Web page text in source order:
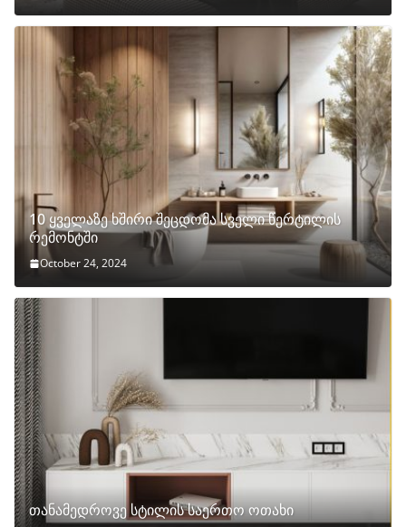
10 ყველაზე ხშირი შეცდომა სველი წერტილის
რემონტში
October 24, 2024
თანამედროვე სტილის საერთო ოთახი